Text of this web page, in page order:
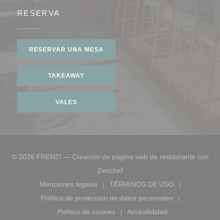
RESERVA
RESERVAR UNA MESA
TAKEAWAY
VALES
© 2026 FRENZI — Creación de página web de restaurante con
Zenchef((abre en una nueva ventana))
Menciones legales
((abre en una nueva ventana))
TÉRMINOS DE USO
((abre en una nueva
Política de protección de datos personales
((abre en una nueva ventana))
Política de cookies
((abre en una nueva ventana))
Accesibilidad